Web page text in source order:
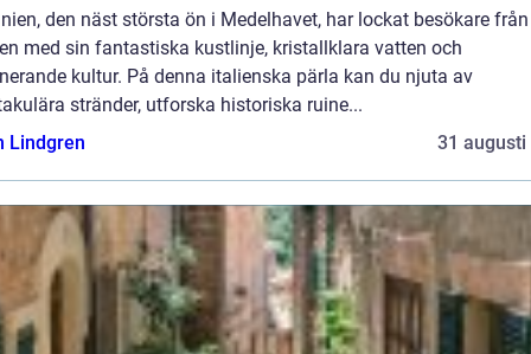
den näst största ön i Medelhavet, har lockat besökare
med sin fantastiska kustlinje, kristallklara vatten och
kultur. På denna italienska pärla kan du njuta av
stränder, utforska historiska ruine...
Lindgren
31 augusti